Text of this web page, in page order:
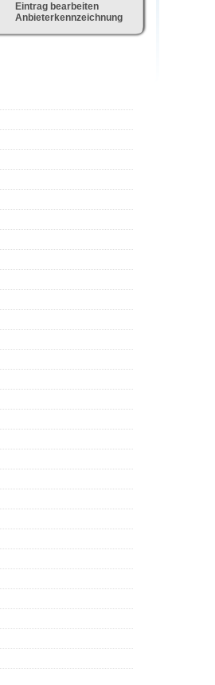
Eintrag bearbeiten
Anbieterkennzeichnung